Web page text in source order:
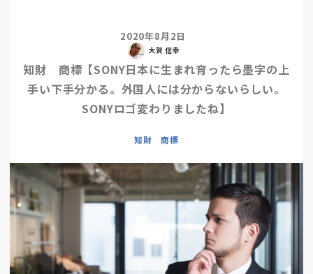
知財 商標【SONY日本に生まれ育ったら墨字の上
手い下手分かる。外国人には分からないらしい。
SONYロゴ変わりましたね】
知財 商標
大賀 信幸
2020年8月2日